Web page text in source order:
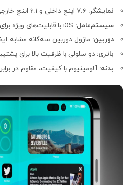
نمایشگر: 7.6 اینچ داخلی و 6.1 اینچ خارجی با نرخ تازه‌سازی 120 هرتز
سیستم‌عامل:
دوربین: ماژول دوربین سه‌گانه مشابه آیفون 15
باتری: دو سلولی با ظرفیت بالا برای
بدنه: آلومینیوم با کیفیت، مقاوم در